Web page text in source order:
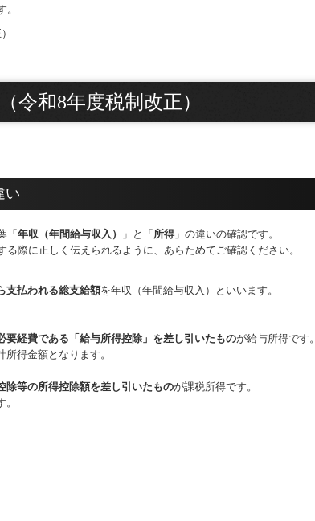
令和8年度税制改正）
い
「年収（年間給与収入） 」と「所得」の違いの確認です。
際に正しく伝えられるように、あらためてご確認ください。
支払われる総支給額を年収（年間給与収入）といいます。
要経費である「給与所得控除」を差し引いたものが給与所得です。
得金額となります。
除等の所得控除額を差し引いたものが課税所得です。